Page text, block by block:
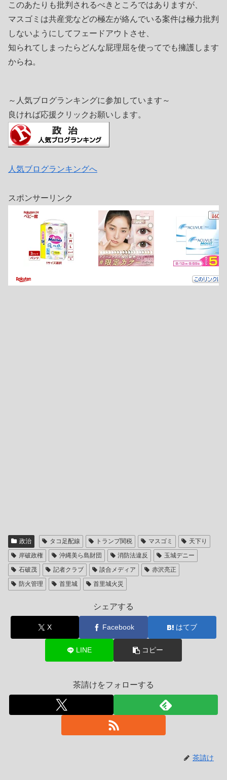
このあたりも批判されるべきところではありますが、
マスゴミは共産党などの極左が絡んでいる案件は極力批判
しないようにしてフェードアウトさせ、
知られてしまったらどんな屁理屈を使ってでも擁護します
からね。
～人気ブログランキングに参加しています～
良ければ応援クリックお願いします。
人気ブログランキングへ
スポンサーリンク
政治 タコ足配線 トランプ関税 マスゴミ
天下り
岸破政権
沖縄美ら島財団 消防法違反
玉城デニー
石破茂
記者クラブ 談合メディア
赤沢亮正
防火管理
首里城 首里城火災
シェアする
X Facebook はてブ
LINE コピー
茶請けをフォローする
茶請け